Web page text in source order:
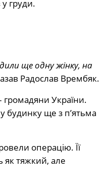
груди.
ще одну жінку, на
Радослав Врембяк.
громадяни України.
ще з п’ятьма
операцію. Її
як тяжкий, але